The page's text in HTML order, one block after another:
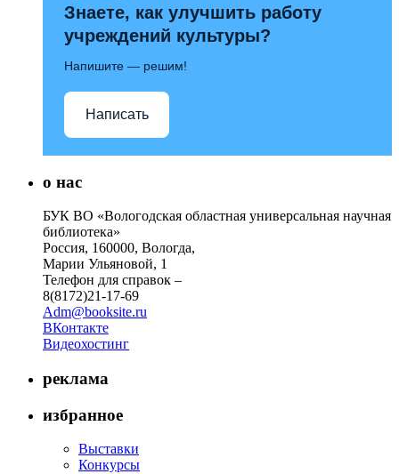
Знаете, как улучшить работу
учреждений культуры?
Напишите — решим!
Написать
о нас
БУК ВО «Вологодская областная универсальная научная
библиотека»
Россия, 160000, Вологда,
Марии Ульяновой, 1
Телефон для справок –
8(8172)21-17-69
Adm@booksite.ru
ВКонтакте
Видеохостинг
реклама
избранное
Выставки
Конкурсы